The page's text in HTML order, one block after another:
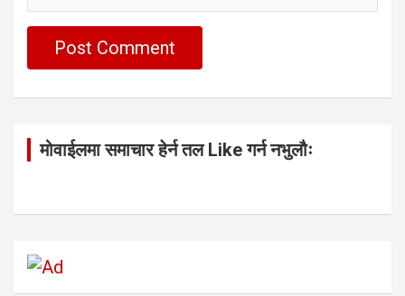
मोवाईलमा समाचार हेर्न तल Like गर्न नभुलौः